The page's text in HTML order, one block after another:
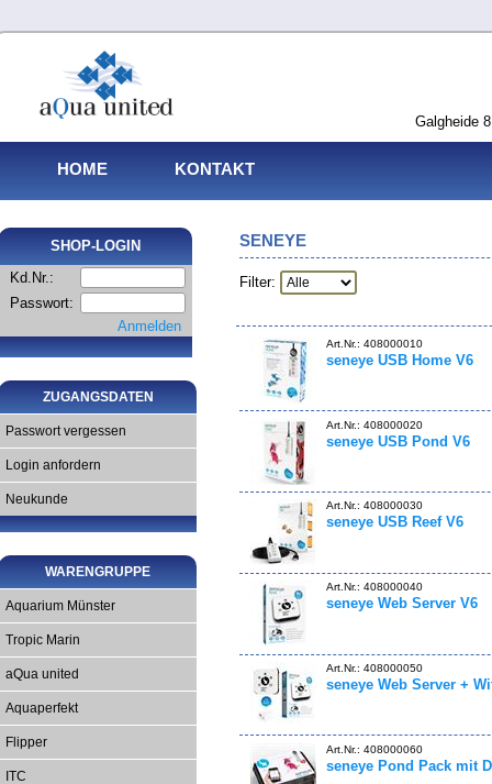
Galgheide
HOME KONTAKT
SHOP-LOGIN
Kd.Nr.:
Passwort:
Anmelden
ZUGANGSDATEN
Passwort vergessen
Login anfordern
Neukunde
WARENGRUPPE
Aquarium Münster
Tropic Marin
aQua united
Aquaperfekt
Flipper
ITC
SENEYE
Filter:
Art.Nr.: 408000010
seneye USB Home V6
Art.Nr.: 408000020
seneye USB Pond V6
Art.Nr.: 408000030
seneye USB Reef V6
Art.Nr.: 408000040
seneye Web Server V6
Art.Nr.: 408000050
seneye Web Server +
Art.Nr.: 408000060
seneye Pond Pack mit